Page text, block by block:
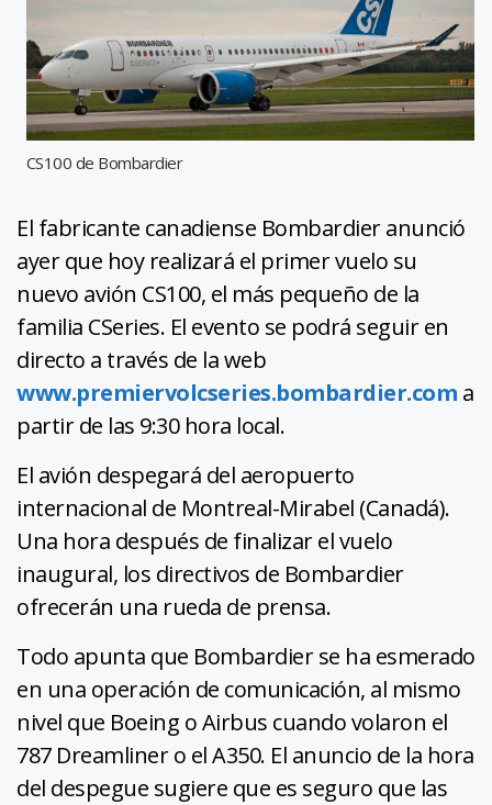
CS100 de Bombardier
El fabricante canadiense Bombardier anunció
ayer que hoy realizará el primer vuelo su
nuevo avión CS100, el más pequeño de la
familia CSeries. El evento se podrá seguir en
directo a través de la web
www.premiervolcseries.bombardier.com a
partir de las 9:30 hora local.
El avión despegará del aeropuerto
internacional de Montreal-Mirabel (Canadá).
Una hora después de finalizar el vuelo
inaugural, los directivos de Bombardier
ofrecerán una rueda de prensa.
Todo apunta que Bombardier se ha esmerado
en una operación de comunicación, al mismo
nivel que Boeing o Airbus cuando volaron el
787 Dreamliner o el A350. El anuncio de la hora
del despegue sugiere que es seguro que las